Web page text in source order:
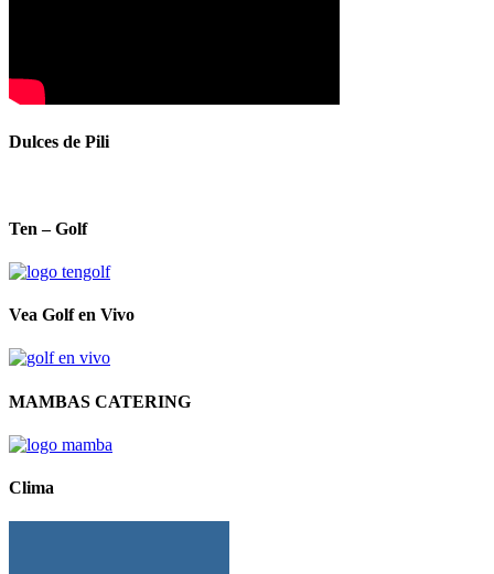
Dulces de Pili
Ten – Golf
Vea Golf en Vivo
MAMBAS CATERING
Clima